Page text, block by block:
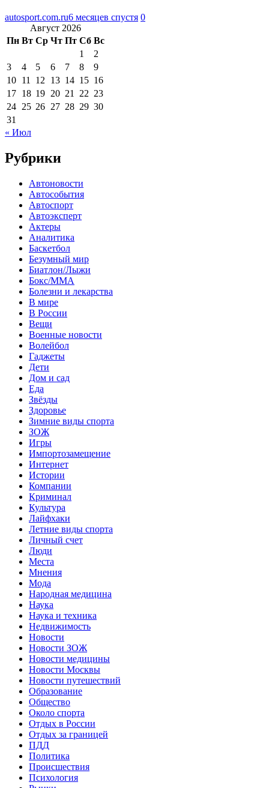
autosport.com.ru6 месяцев спустя 0
Август 2026
Пн Вт Ср Чт Пт Сб Вс
1
2
3
4 5 6 7 8
9
10 11 12 13 14 15 16
17 18 19 20 21 22 23
24 25 26 27 28 29 30
31
« Июл
Рубрики
Автоновости
Автособытия
Автоспорт
Автоэксперт
Актеры
Аналитика
Баскетбол
Безумный мир
Биатлон/Лыжи
Бокс/MMA
Болезни и лекарства
В мире
В России
Вещи
Военные новости
Волейбол
Гаджеты
Дети
Дом и сад
Еда
Звёзды
Здоровье
Зимние виды спорта
ЗОЖ
Игры
Импортозамещение
Интернет
Истории
Компании
Криминал
Культура
Лайфхаки
Летние виды спорта
Личный счет
Люди
Места
Мнения
Мода
Народная медицина
Наука
Наука и техника
Недвижимость
Новости
Новости ЗОЖ
Новости медицины
Новости Москвы
Новости путешествий
Образование
Общество
Около спорта
Отдых в России
Отдых за границей
ПДД
Политика
Происшествия
Психология